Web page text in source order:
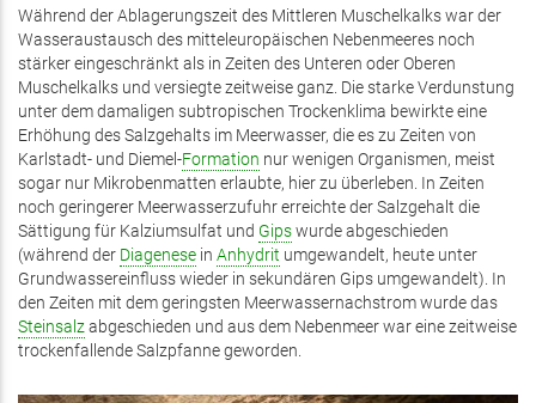
Während der Ablagerungszeit des Mittleren Muschelkalks war der
Wasseraustausch des mitteleuropäischen Nebenmeeres noch
stärker eingeschränkt als in Zeiten des Unteren oder Oberen
Muschelkalks und versiegte zeitweise ganz. Die starke Verdunstung
unter dem damaligen subtropischen Trockenklima bewirkte eine
Erhöhung des Salzgehalts im Meerwasser, die es zu Zeiten von
Karlstadt- und Diemel-Formation nur wenigen Organismen, meist
sogar nur Mikrobenmatten erlaubte, hier zu überleben. In Zeiten
noch geringerer Meerwasserzufuhr erreichte der Salzgehalt die
Sättigung für Kalziumsulfat und Gipswurde abgeschieden
(während der Diagenese in Anhydrit umgewandelt, heute unter
Grundwassereinfluss wieder in sekundären Gips umgewandelt). In
den Zeiten mit dem geringsten Meerwassernachstrom wurde das
Steinsalzabgeschieden und aus dem Nebenmeer war eine zeitweise
trockenfallende Salzpfanne geworden.